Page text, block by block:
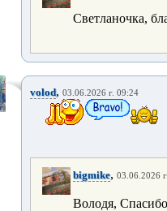
Светланочка,
volod, 03.06.2026 г. 09:24
bigmike, 03.06.2026
Володя,